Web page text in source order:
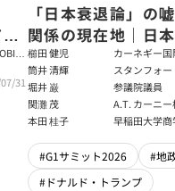
31
「日本衰退論」の
関係の現在地｜日
戦略【櫛田健児×
輝】
櫛田 健児
カーネギー
ラムディレ
筒井 清輝
スタンフォ
大学アジア
フェロー
堀井 巌
参議院議員
関灘 茂
A.T. カーニ
本法人会長
本田 桂子 早稲田大学
#G1サミット2026
#地
#ドナルド・トランプ